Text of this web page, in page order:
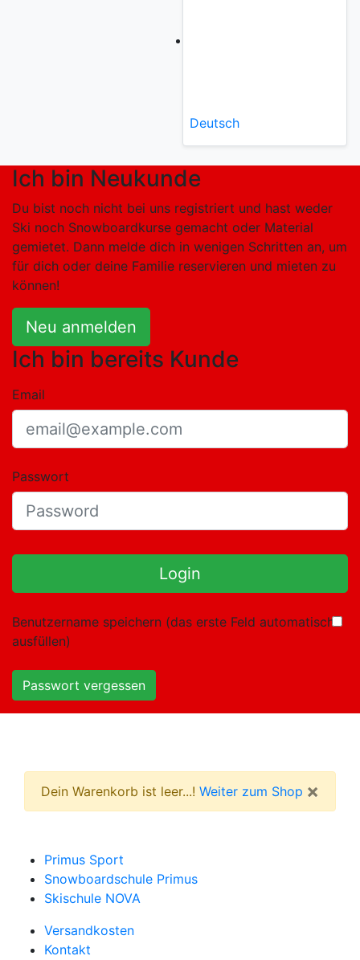
Deutsch
Ich bin Neukunde
Du bist noch nicht bei uns registriert und hast weder
Ski noch Snowboardkurse gemacht oder Material
gemietet. Dann melde dich in wenigen Schritten an, um
für dich oder deine Familie reservieren und mieten zu
können!
Neu anmelden
Ich bin bereits Kunde
Email
Passwort
Login
Benutzername speichern (das erste Feld automatisch
ausfüllen)
Passwort vergessen
Dein Warenkorb ist leer...! Weiter zum Shop ×
Primus Sport
Snowboardschule Primus
Skischule NOVA
Versandkosten
Kontakt